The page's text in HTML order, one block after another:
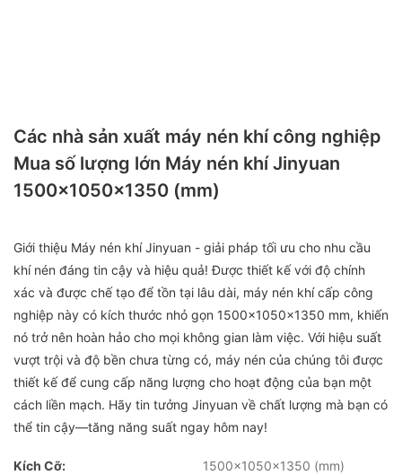
Các nhà sản xuất máy nén khí công nghiệp
Mua số lượng lớn Máy nén khí Jinyuan
1500x1050x1350 (mm)
Giới thiệu Máy nén khí Jinyuan - giải pháp tối ưu cho nhu cầu
khí nén đáng tin cậy và hiệu quả! Được thiết kế với độ chính
xác và được chế tạo để tồn tại lâu dài, máy nén khí cấp công
nghiệp này có kích thước nhỏ gọn 1500x1050x1350 mm, khiến
nó trở nên hoàn hảo cho mọi không gian làm việc. Với hiệu suất
vượt trội và độ bền chưa từng có, máy nén của chúng tôi được
thiết kế để cung cấp năng lượng cho hoạt động của bạn một
cách liền mạch. Hãy tin tưởng Jinyuan về chất lượng mà bạn có
thể tin cậy—tăng năng suất ngay hôm nay!
Kích Cỡ:
1500x1050x1350 (mm)